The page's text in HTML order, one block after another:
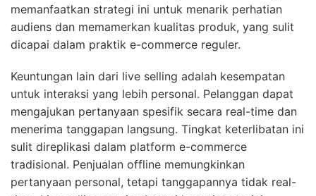
memanfaatkan strategi ini untuk menarik perhatian
audiens dan memamerkan kualitas produk, yang sulit
dicapai dalam praktik e-commerce reguler.
Keuntungan lain dari live selling adalah kesempatan
untuk interaksi yang lebih personal. Pelanggan dapat
mengajukan pertanyaan spesifik secara real-time dan
menerima tanggapan langsung. Tingkat keterlibatan ini
sulit direplikasi dalam platform e-commerce
tradisional. Penjualan offline memungkinkan
pertanyaan personal, tetapi tanggapannya tidak real-